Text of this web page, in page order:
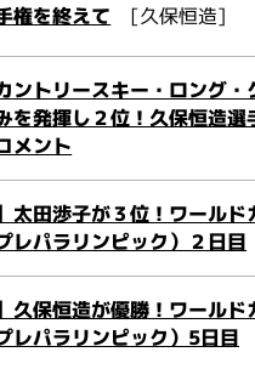
権を終えて [久保恒造]
ントリースキー・ロング・
を発揮し２位！久保恒造選
メント
太田渉子が３位！ワールド
レパラリンピック）２日目
久保恒造が優勝！ワールド
レパラリンピック）5日目